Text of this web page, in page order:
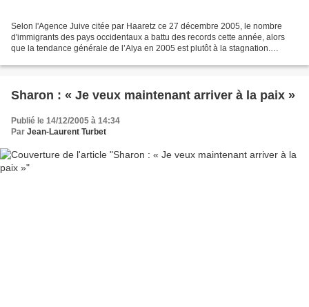
Selon l'Agence Juive citée par Haaretz ce 27 décembre 2005, le nombre
d'immigrants des pays occidentaux a battu des records cette année, alors
que la tendance générale de l’Alya en 2005 est plutôt à la stagnation.
Sharon : « Je veux maintenant arriver à la paix »
Publié le 14/12/2005 à 14:34
Par Jean-Laurent Turbet